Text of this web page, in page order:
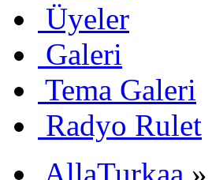
Üyeler
Galeri
Tema Galeri
Radyo Rulet
AllaTurkaa »